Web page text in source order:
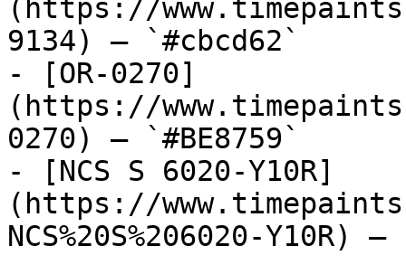
(https://
9134) — `#cbcd62`
- [OR-0270]
(https://
0270) — `#BE8759`
- [NCS S 6020-Y10R]
(https://
NCS%20S%206020-Y10R)